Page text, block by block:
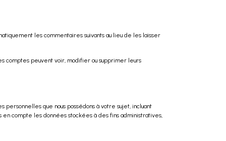
les commentaires suivants au lieu de les laisser
comptes peuvent voir, modifier ou supprimer leurs
que nous possédons à votre sujet, incluant
compte les données stockées à des fins administratives,